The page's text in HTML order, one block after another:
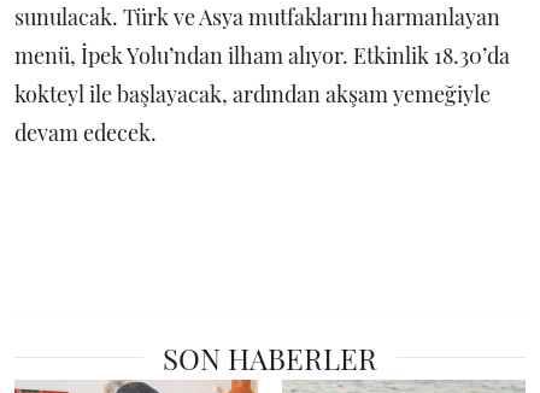
sunulacak. Türk ve Asya mutfaklarını harmanlayan
menü, İpek Yolu’ndan ilham alıyor. Etkinlik 18.30’da
kokteyl ile başlayacak, ardından akşam yemeğiyle
devam edecek.
SON HABERLER